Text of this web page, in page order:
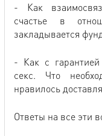
- Как
счастье в
закладывается
- Как с гарантией
секс. Что
нравилось
Ответы на все эти